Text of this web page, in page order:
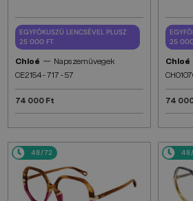
EGYFÓKUSZÚ LENCSÉVEL PLUSZ
25 000 FT
Chloé — Napszemüvegek
CE2154 - 717 - 57
74 000 Ft
25
Chloé
74
48/72